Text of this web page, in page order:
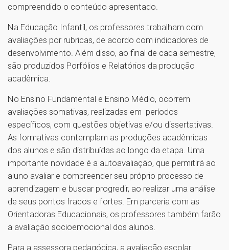
compreendido o conteúdo apresentado.
Na Educação Infantil, os professores trabalham com
avaliações por rubricas, de acordo com indicadores de
desenvolvimento. Além disso, ao final de cada semestre,
são produzidos Porfólios e Relatórios da produção
acadêmica.
No Ensino Fundamental e Ensino Médio, ocorrem
avaliações somativas, realizadas em períodos
específicos, com questões objetivas e/ou dissertativas.
As formativas contemplam as produções acadêmicas
dos alunos e são distribuídas ao longo da etapa. Uma
importante novidade é a autoavaliação, que permitirá ao
aluno avaliar e compreender seu próprio processo de
aprendizagem e buscar progredir, ao realizar uma análise
de seus pontos fracos e fortes. Em parceria com as
Orientadoras Educacionais, os professores também farão
a avaliação socioemocional dos alunos.
Para a assessora pedagógica, a avaliação escolar